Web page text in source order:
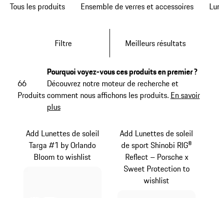
Tous les produits
Ensemble de verres et accessoires
Filtre Meilleurs résultats
66
Produits
Pourquoi voyez-vous ces produits en premier ?
Découvrez notre moteur de recherche et
comment nous affichons les produits. En savoir
plus
Add Lunettes de soleil
Targa #1 by Orlando
Bloom to wishlist
Add Lunettes de soleil
de sport Shinobi RIG®
Reflect – Porsche x
Sweet Protection to
wishlist